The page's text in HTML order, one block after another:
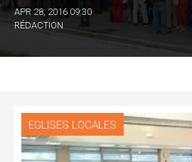
APR 28, 2016 09:30
RÉDACTION
EGLISES LOCALES